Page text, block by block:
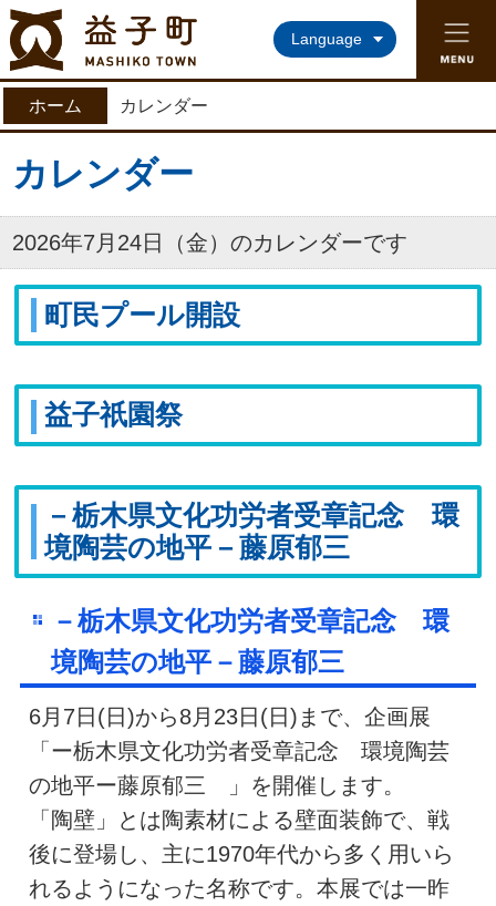
益子町ホームページ
Language
ホーム カレンダー
カレンダー
2026年7月24日（金）のカレンダーです
町民プール開設
益子祇園祭
－栃木県文化功労者受章記念 環
境陶芸の地平－藤原郁三
－栃木県文化功労者受章記念 環
境陶芸の地平－藤原郁三
6月7日(日)から8月23日(日)まで、企画展
「ー栃木県文化功労者受章記念 環境陶芸
の地平ー藤原郁三 」を開催します。
「陶壁」とは陶素材による壁面装飾で、戦
後に登場し、主に1970年代から多く用いら
れるようになった名称です。本展では一昨